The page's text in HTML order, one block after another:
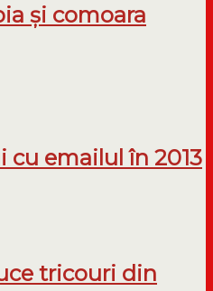
și comoara
cu emailul în 2013
tricouri din